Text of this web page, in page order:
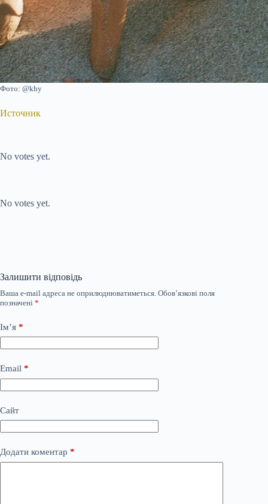
Фото: @khy
Источник
No votes yet.
No votes yet.
Залишити відповідь
Ваша e-mail адреса не оприлюднюватиметься. Обов’язкові поля
позначені *
Ім’я *
Email *
Сайт
Додати коментар *